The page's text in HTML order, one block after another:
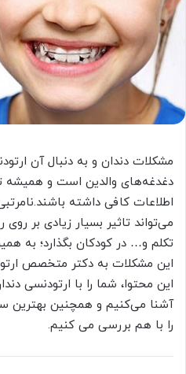
مشکلات دندان و به دنبال آن
دغدغه‌های والدین است و همیشه
اطلاعات کافی داشته
می‌تواند تاثیر بسیار زیادی بر
تکلم و… در کودکان بگذارد؛ به
این مشکلات به دکتر متخصص
این محتوا، شما را با ارتودنسی
آشنا می‌کنیم و همچنین بهترین
را با هم بررسی می کنیم.